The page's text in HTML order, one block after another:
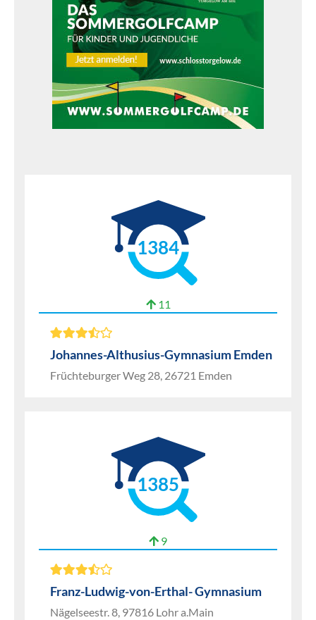
1384
11
Johannes-Althusius-Gymnasium Emden
Früchteburger Weg 28, 26721 Emden
1385
9
Franz-Ludwig-von-Erthal- Gymnasium
Nägelseestr. 8, 97816 Lohr a.Main